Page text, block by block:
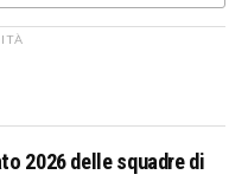
2026 delle squadre di